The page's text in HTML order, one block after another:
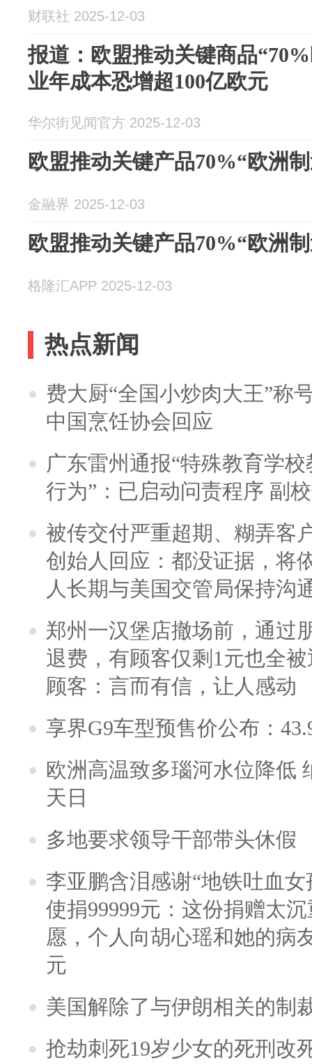
财联社 2025-12-03
报道：欧盟推动关键商品
业年成本恐增超100亿欧元
华尔街见闻官方 2025-12-03
欧盟推动关键产品70%“欧洲
金融界 2025-12-03
欧盟推动关键产品70%“欧洲
格隆汇APP 2025-12-03
热点新闻
费大厨“全国小炒肉大王”称
中国烹饪协会回应
广东雷州通报“特殊教育学
行为”：已启动问责程序 副
被传交付严重超期、糊弄客
创始人回应：都没证据，将
人长期与美国交管局保持沟
郑州一汉堡店撤场前，通过
退费，有顾客仅剩1元也全
顾客：言而有信，让人感动
享界G9车型预售价公布：
欧洲高温致多瑙河水位降低
天日
多地要求领导干部带头休假
李亚鹏含泪感谢“地铁吐血
使捐99999元：这份捐赠太
愿，个人向胡心瑶和她的病
元
美国解除了与伊朗相关的制
抢劫刺死19岁少女的死刑改